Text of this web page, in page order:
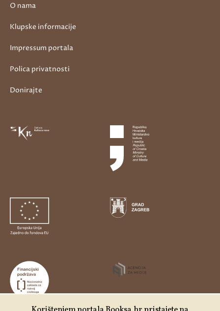
O nama
Klupske informacije
Impressum portala
Polica privatnosti
Donirajte